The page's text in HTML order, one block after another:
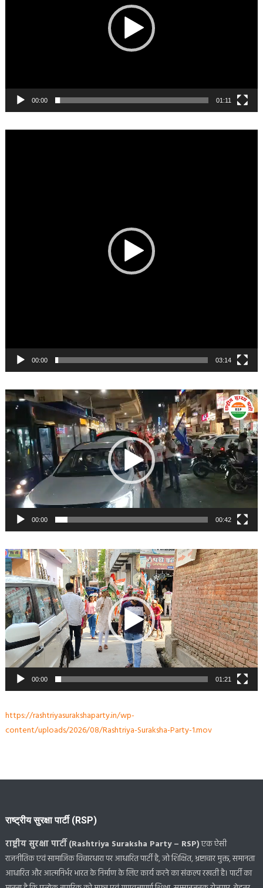
00:00 01:11
00:00 03:14
Video
Player
00:00 00:42
Video
Player
00:00 01:21
https://rashtriyasurakshaparty.in/wp-
content/uploads/2026/08/Rashtriya-Suraksha-Party-1.mov
राष्ट्रीय सुरक्षा पार्टी (RSP)
राष्ट्रीय सुरक्षा पार्टी (Rashtriya Suraksha Party – RSP)एक ऐसी
राजनीतिक एवं सामाजिक विचारधारा पर आधारित पार्टी है, जो शिक्षित, भ्रष्टाचार मुक्त, समानता
आधारित और आत्मनिर्भर भारत के निर्माण के लिए कार्य करने का संकल्प रखती है। पार्टी का